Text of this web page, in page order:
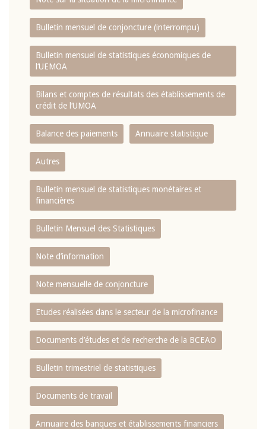
Bulletin mensuel de conjoncture (interrompu)
Bulletin mensuel de statistiques économiques de
l‘UEMOA
Bilans et comptes de résultats des établissements de
crédit de l‘UMOA
Balance des paiements Annuaire statistique
Autres
Bulletin mensuel de statistiques monétaires et
financières
Bulletin Mensuel des Statistiques
Note d’information
Note mensuelle de conjoncture
Etudes réalisées dans le secteur de la microfinance
Documents d’études et de recherche de la BCEAO
Bulletin trimestriel de statistiques
Documents de travail
Annuaire des banques et établissements financiers